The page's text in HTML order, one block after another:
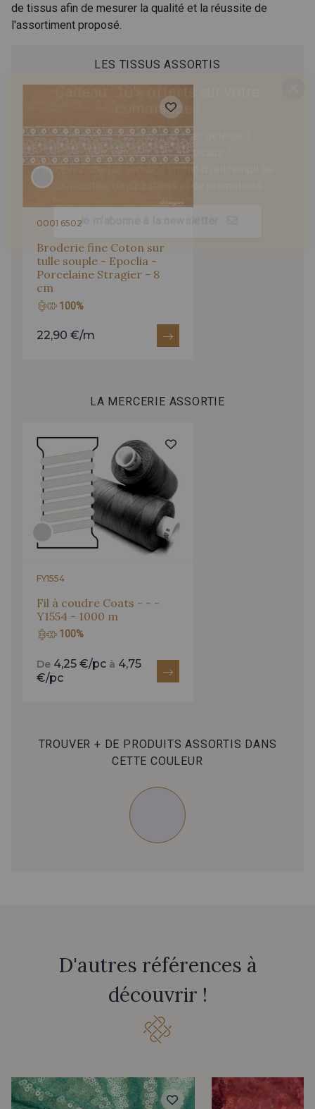
de tissus afin de mesurer la qualité et la réussite de
l'assortiment proposé.
LES TISSUS ASSORTIS
0001 6502
Broderie fine Coton sur
tulle souple - Epoclia -
Porcelaine Stragier - 8
cm
100%
22,90 €/m
LA MERCERIE ASSORTIE
FY1554
Fil à coudre Coats - - -
Y1554 - 1000 m
100%
De 4,25 €/pc à 4,75
€/pc
TROUVER + DE PRODUITS ASSORTIS DANS
CETTE COULEUR
D'autres références à
découvrir !
commande !
Pour vous, couture rime avec détente ?
Vous aimez les beaux tissus ?
Recevez chaque semaine un clin d’œil rempli de
nouveautés, d’inspirations et de promotions.
Je m'abonne à la newsletter